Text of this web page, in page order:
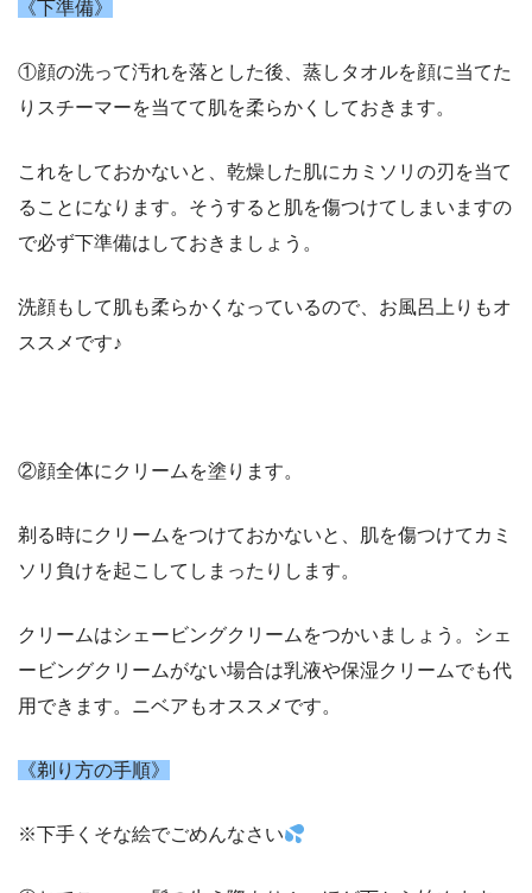
《下準備》
①顔の洗って汚れを落とした後、蒸しタオルを顔に当てた
りスチーマーを当てて肌を柔らかくしておきます。
これをしておかないと、乾燥した肌にカミソリの刃を当て
ることになります。そうすると肌を傷つけてしまいますの
で必ず下準備はしておきましょう。
洗顔もして肌も柔らかくなっているので、お風呂上りもオ
ススメです♪
②顔全体にクリームを塗ります。
剃る時にクリームをつけておかないと、肌を傷つけてカミ
ソリ負けを起こしてしまったりします。
クリームはシェービングクリームをつかいましょう。シェ
ービングクリームがない場合は乳液や保湿クリームでも代
用できます。ニベアもオススメです。
《剃り方の手順》
※下手くそな絵でごめんなさい